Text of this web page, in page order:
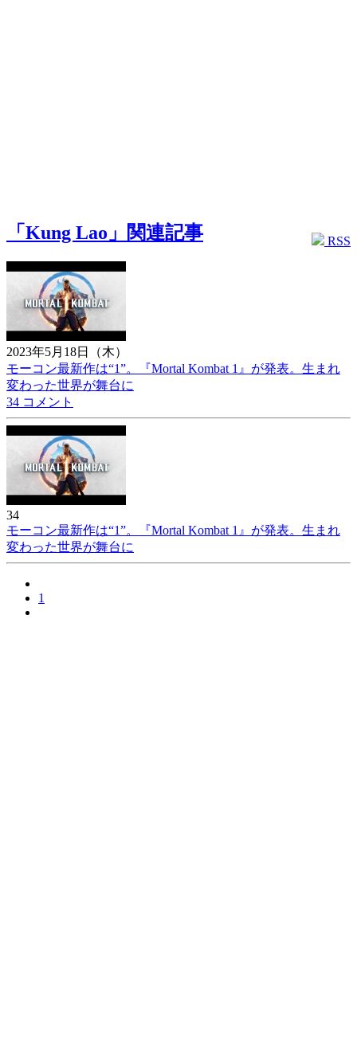
RSS
「Kung Lao」関連記事
2023年5月18日（木）
モーコン最新作は“1”。『Mortal Kombat 1』が発表。生まれ
変わった世界が舞台に
34 コメント
34
モーコン最新作は“1”。『Mortal Kombat 1』が発表。生まれ
変わった世界が舞台に
1